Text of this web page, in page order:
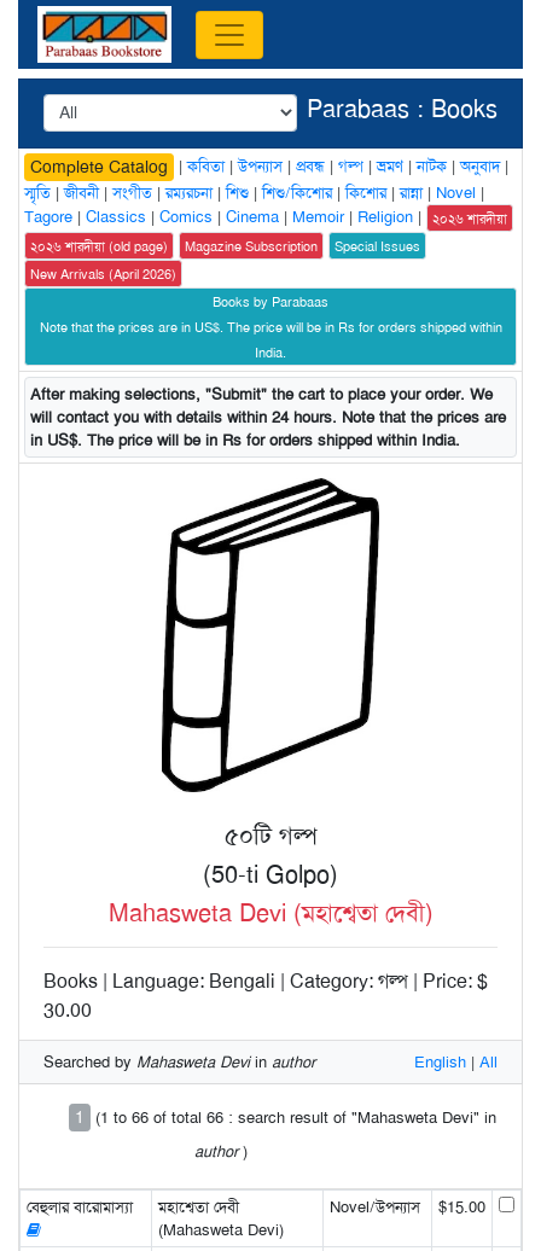
Parabaas : Books
Complete Catalog |কবিতা|উপন্যাস| প্রবন্ধ | গল্প |ভ্রমণ|নাটক |অনুবাদ|
স্মৃতি |জীবনী|সংগীত |রম্যরচনা|শিশু |শিশু/কিশোর|কিশোর|রান্না| Novel |
Tagore | Classics | Comics | Cinema | Memoir| Religion |
২০২৬ শারদীয়া
২০২৬ শারদীয়া (old page)
Magazine Subscription
Special Issues
New Arrivals (April 2026)
Books by Parabaas
Note that the prices are in US$. The price will be in Rs for orders shipped within
India.
After making selections, "Submit" the cart to place your order. We
will contact you with details within 24 hours. Note that the prices are
in US$. The price will be in Rs for orders shipped within India.
৫০টি গল্প
(50-ti Golpo)
Mahasweta Devi (মহাশ্বেতা দেবী)
Books | Language: Bengali | Category: গল্প | Price: $
30.00
Searched by Mahasweta Deviin author English | All
1
(1 to 66 of total 66 : search result of "Mahasweta Devi" in
author)
বেহুলার বারোমাস্যা
মহাশ্বেতা দেবী
(Mahasweta Devi)
Novel/উপন্যাস $15.00